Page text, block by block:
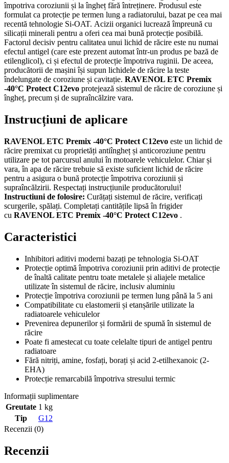
împotriva coroziunii și la îngheț fără întreținere. Produsul este
formulat ca protecție pe termen lung a radiatorului, bazat pe cea mai
recentă tehnologie Si-OAT. Acizii organici lucrează împreună cu
silicații minerali pentru a oferi cea mai bună protecție posibilă.
Factorul decisiv pentru calitatea unui lichid de răcire este nu numai
efectul antigel (care este prezent automat într-un produs pe bază de
etilenglicol), ci și efectul de protecție împotriva ruginii. De aceea,
producătorii de mașini își supun lichidele de răcire la teste
îndelungate de coroziune și cavitație. RAVENOL ETC Premix
-40°C Protect C12evo protejează sistemul de răcire de coroziune și
îngheț, precum și de supraîncălzire vara.
Instrucțiuni de aplicare
RAVENOL ETC Premix -40°C Protect C12evo este un lichid de
răcire premixat cu proprietăți antiîngheț și anticoroziune pentru
utilizare pe tot parcursul anului în motoarele vehiculelor. Chiar și
vara, în apa de răcire trebuie să existe suficient lichid de răcire
pentru a asigura o bună protecție împotriva coroziunii și
supraîncălzirii. Respectați instrucțiunile producătorului!
Instructiuni de folosire: Curățați sistemul de răcire, verificați
scurgerile, spălați. Completați cantitățile lipsă în frigider
cu RAVENOL ETC Premix -40°C Protect C12evo .
Caracteristici
Inhibitori aditivi moderni bazați pe tehnologia Si-OAT
Protecție optimă împotriva coroziunii prin aditivi de protecție
de înaltă calitate pentru toate metalele și aliajele metalice
utilizate în sistemul de răcire, inclusiv aluminiu
Protecție împotriva coroziunii pe termen lung până la 5 ani
Compatibilitate cu elastomerii și etanșările utilizate la
radiatoarele vehiculelor
Prevenirea depunerilor și formării de spumă în sistemul de
răcire
Poate fi amestecat cu toate celelalte tipuri de antigel pentru
radiatoare
Fără nitriți, amine, fosfați, borați și acid 2-etilhexanoic (2-
EHA)
Protecție remarcabilă împotriva stresului termic
Informații suplimentare
Greutate 1 kg
Tip
G12
Recenzii (0)
Recenzii